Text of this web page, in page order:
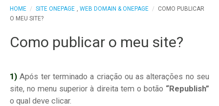
HOME / SITE ONEPAGE , WEB DOMAIN & ONEPAGE /
COMO PUBLICAR
O MEU SITE?
Como publicar o meu site?
1) Após ter terminado a criação ou as alterações no seu
site, no menu superior à direita tem o botão “Republish”
o qual deve clicar.